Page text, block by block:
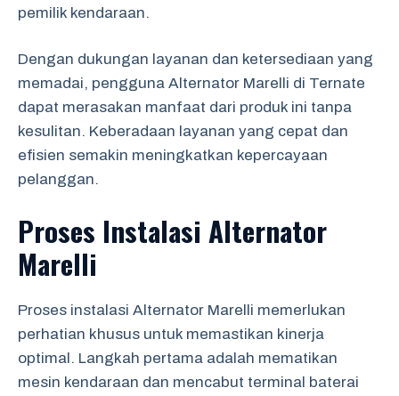
pemilik kendaraan.
Dengan dukungan layanan dan ketersediaan yang
memadai, pengguna Alternator Marelli di Ternate
dapat merasakan manfaat dari produk ini tanpa
kesulitan. Keberadaan layanan yang cepat dan
efisien semakin meningkatkan kepercayaan
pelanggan.
Proses Instalasi Alternator
Marelli
Proses instalasi Alternator Marelli memerlukan
perhatian khusus untuk memastikan kinerja
optimal. Langkah pertama adalah mematikan
mesin kendaraan dan mencabut terminal baterai